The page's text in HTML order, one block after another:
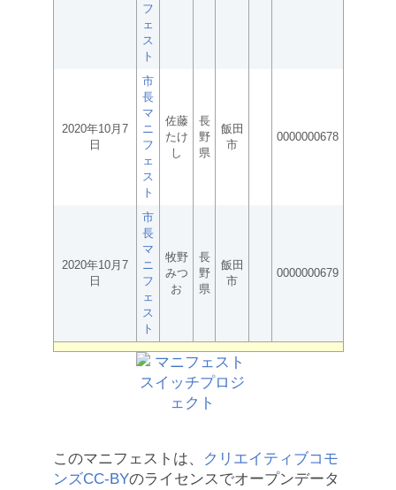
フ
ェ
ス
ト
2020年10月7
日
市
長
マ
ニ
フ
ェ
ス
ト
佐藤
たけ
し
長
野
県
飯田
市
0000000678
2020年10月7
日
市
長
マ
ニ
フ
ェ
ス
ト
牧野
みつ
お
長
野
県
飯田
市
0000000679
このマニフェストは、
クリエイティブコモ
ンズCC-BYのライセンスでオープンデータ